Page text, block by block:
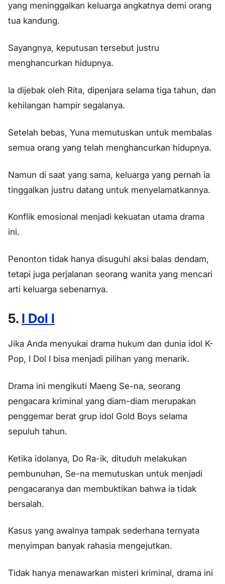
yang meninggalkan keluarga angkatnya demi orang
tua kandung.
Sayangnya, keputusan tersebut justru
menghancurkan hidupnya.
Ia dijebak oleh Rita, dipenjara selama tiga tahun, dan
kehilangan hampir segalanya.
Setelah bebas, Yuna memutuskan untuk membalas
semua orang yang telah menghancurkan hidupnya.
Namun di saat yang sama, keluarga yang pernah ia
tinggalkan justru datang untuk menyelamatkannya.
Konflik emosional menjadi kekuatan utama drama
ini.
Penonton tidak hanya disuguhi aksi balas dendam,
tetapi juga perjalanan seorang wanita yang mencari
arti keluarga sebenarnya.
5. I Dol I
Jika Anda menyukai drama hukum dan dunia idol K-
Pop, I Dol I bisa menjadi pilihan yang menarik.
Drama ini mengikuti Maeng Se-na, seorang
pengacara kriminal yang diam-diam merupakan
penggemar berat grup idol Gold Boys selama
sepuluh tahun.
Ketika idolanya, Do Ra-ik, dituduh melakukan
pembunuhan, Se-na memutuskan untuk menjadi
pengacaranya dan membuktikan bahwa ia tidak
bersalah.
Kasus yang awalnya tampak sederhana ternyata
menyimpan banyak rahasia mengejutkan.
Tidak hanya menawarkan misteri kriminal, drama ini